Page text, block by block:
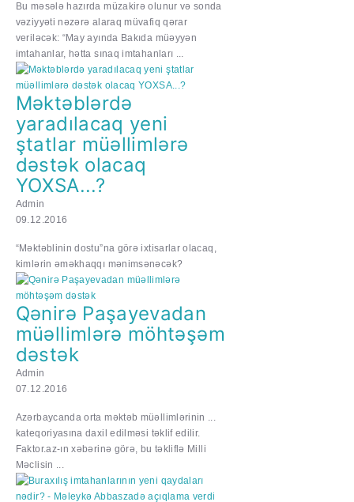
Bu məsələ hazırda müzakirə olunur və sonda
vəziyyəti nəzərə alaraq müvafiq qərar
veriləcək: “May ayında Bakıda müəyyən
imtahanlar, hətta sınaq imtahanları ...
Məktəblərdə
yaradılacaq yeni
ştatlar müəllimlərə
dəstək olacaq
YOXSA...?
Admin
09.12.2016
“Məktəblinin dostu”na görə ixtisarlar olacaq,
kimlərin əməkhaqqı mənimsənəcək?
Qənirə Paşayevadan
müəllimlərə möhtəşəm
dəstək
Admin
07.12.2016
Azərbaycanda orta məktəb müəllimlərinin ...
kateqoriyasına daxil edilməsi təklif edilir.
Faktor.az-ın xəbərinə görə, bu təkliflə Milli
Məclisin ...